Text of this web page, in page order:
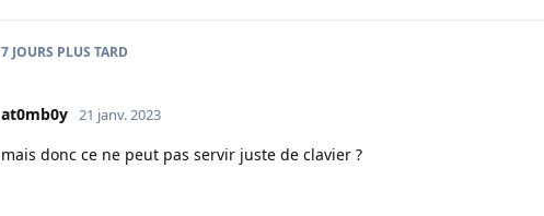
7 JOURS PLUS TARD
at0mb0y 21 janv. 2023
mais donc ce ne peut pas servir juste de clavier ?